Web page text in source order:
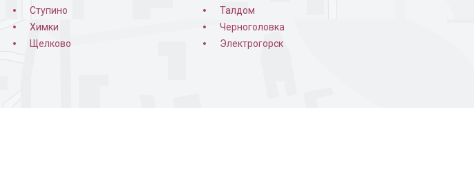
Ступино
Талдом
Химки
Черноголовка
Щелково
Электрогорск